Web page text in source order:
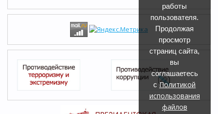
работы
пользователя.
Продолжая
просмотр
страниц сайта,
вы
соглашаетесь
сПолитикой
использования
файлов